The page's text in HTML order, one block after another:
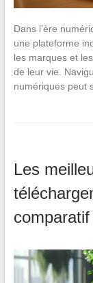
Dans l’ère
une plateforme
les marques et
de leur vie.
numériques peut
Les